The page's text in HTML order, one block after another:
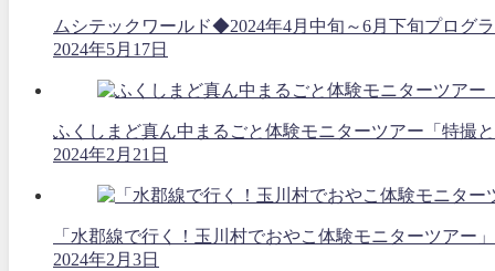
ムシテックワールド◆2024年4月中旬～6月下旬プログ
2024年5月17日
ふくしまど真ん中まるごと体験モニターツアー「特
2024年2月21日
「水郡線で行く！玉川村でおやこ体験モニターツアー
2024年2月3日